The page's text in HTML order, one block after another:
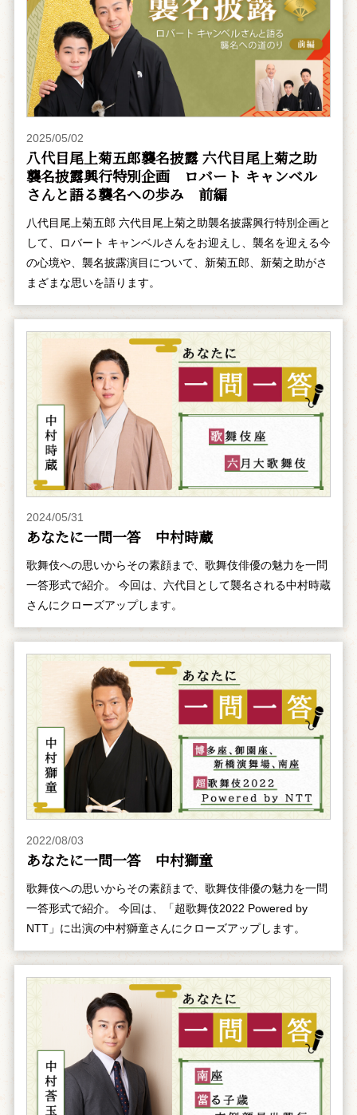
2025/05/02
八代目尾上菊五郎襲名披露 六代目尾上菊之助
襲名披露興行特別企画 ――ロバート キャンベル
さんと語る襲名への歩み 前編
八代目尾上菊五郎 六代目尾上菊之助襲名披露興行特別企画と
して、ロバート キャンベルさんをお迎えし、襲名を迎える今
の心境や、襲名披露演目について、新菊五郎、新菊之助がさ
まざまな思いを語ります。
2024/05/31
あなたに一問一答 中村時蔵
歌舞伎への思いからその素顔まで、歌舞伎俳優の魅力を一問
一答形式で紹介。 今回は、六代目として襲名される中村時蔵
さんにクローズアップします。
2022/08/03
あなたに一問一答 中村獅童
歌舞伎への思いからその素顔まで、歌舞伎俳優の魅力を一問
一答形式で紹介。 今回は、「超歌舞伎2022 Powered by
NTT」に出演の中村獅童さんにクローズアップします。